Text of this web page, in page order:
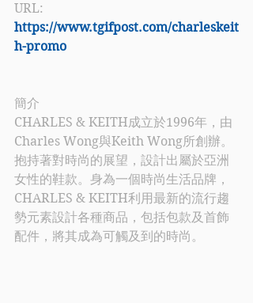
URL:
https://www.tgifpost.com/charleskeit
h-promo
簡介
CHARLES & KEITH成立於1996年，由
Charles Wong與Keith Wong所創辦。
抱持著對時尚的展望，設計出屬於亞洲
女性的鞋款。身為一個時尚生活品牌，
CHARLES & KEITH利用最新的流行趨
勢元素設計各種商品，包括包款及首飾
配件，將其成為可觸及到的時尚。